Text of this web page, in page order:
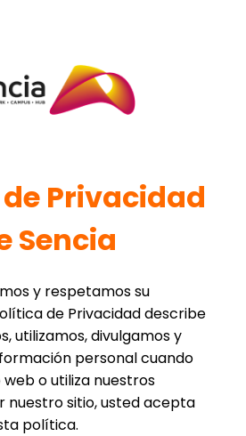
Privacidad
Sencia
y respetamos su
de Privacidad describe
utilizamos, divulgamos y
personal cuando
o utiliza nuestros
nuestro sitio, usted acepta
política.